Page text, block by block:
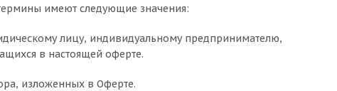
имеют следующие значения:
лицу, индивидуальному предпринимателю,
в настоящей оферте.
изложенных в Оферте.